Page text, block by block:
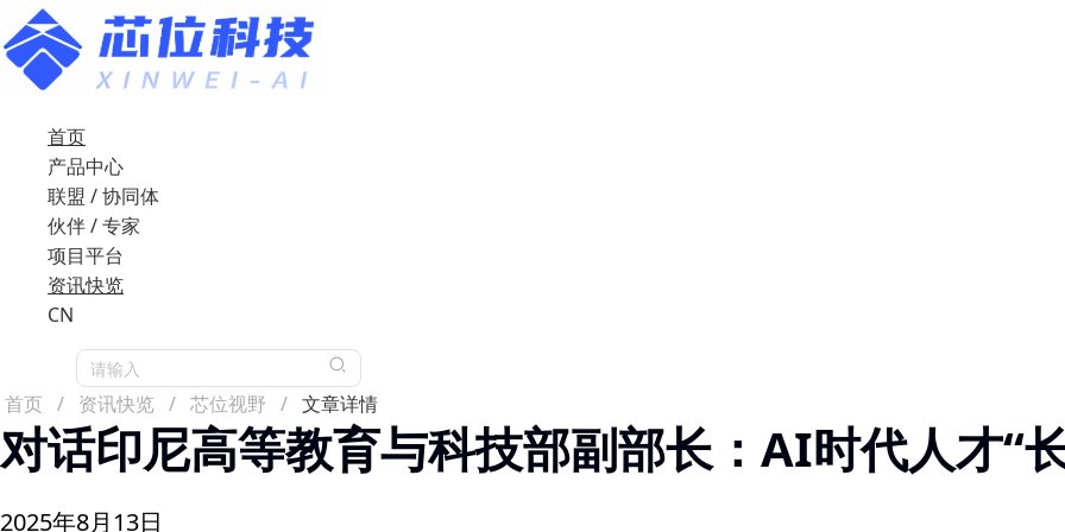
首页
产品中心
联盟 / 协同体
伙伴 / 专家
项目平台
资讯快览
CN
请输入
首页 / 资讯快览 / 芯位视野 / 文章详情
对话印尼高等教育与科技部副部长：AI时代人才“
2025年8月13日